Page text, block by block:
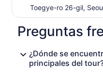
Toegye-ro 26-gil,
Preguntas
¿Dónde se
principales del